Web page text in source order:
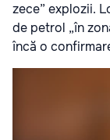
zece” explozii.
de petrol „în
încă o